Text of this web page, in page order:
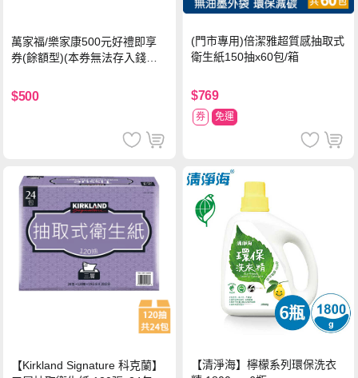
萬家福/樂家康500元好禮即享
券(餘額型)(本券無法存入錢包
$500
(門市專用)倍潔雅超質感抽取式
衛生紙150抽x60包/箱
$769
券 免運
【Kirkland Signature 科克蘭】
【清淨海】檸檬系列環保洗衣